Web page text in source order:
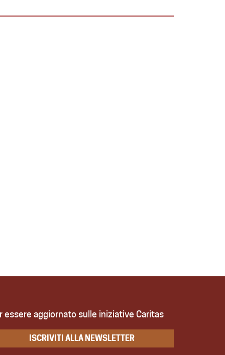
essere aggiornato sulle iniziative Caritas
ISCRIVITI ALLA NEWSLETTER